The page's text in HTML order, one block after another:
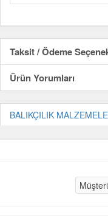
Taksit / Ödeme
Ürün Yorumları
BALIKÇILIK